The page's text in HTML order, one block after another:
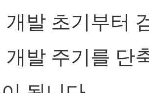
개발 초기부터
개발 주기를 단